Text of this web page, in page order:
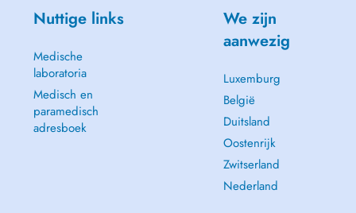
Nuttige links
Medische
laboratoria
Medisch en
paramedisch
adresboek
We zijn
aanwezig
Luxemburg
België
Duitsland
Oostenrijk
Zwitserland
Nederland